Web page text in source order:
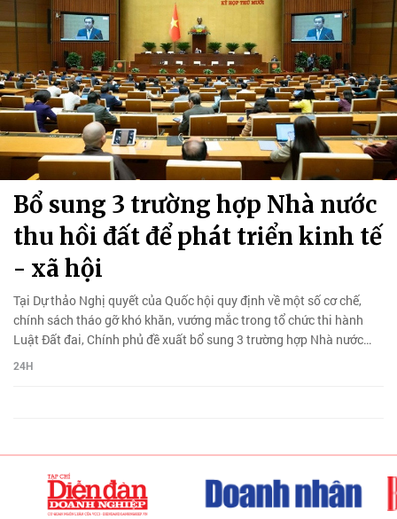
Bổ sung 3 trường hợp Nhà nước
thu hồi đất để phát triển kinh tế
- xã hội
Tại Dự thảo Nghị quyết của Quốc hội quy định về một số cơ chế,
chính sách tháo gỡ khó khăn, vướng mắc trong tổ chức thi hành
Luật Đất đai, Chính phủ đề xuất bổ sung 3 trường hợp Nhà nước
thu hồi đất.
24H